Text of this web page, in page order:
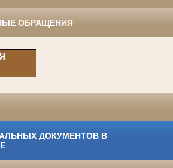
ОБРАЩЕНИЯ
ДОКУМЕНТОВ В